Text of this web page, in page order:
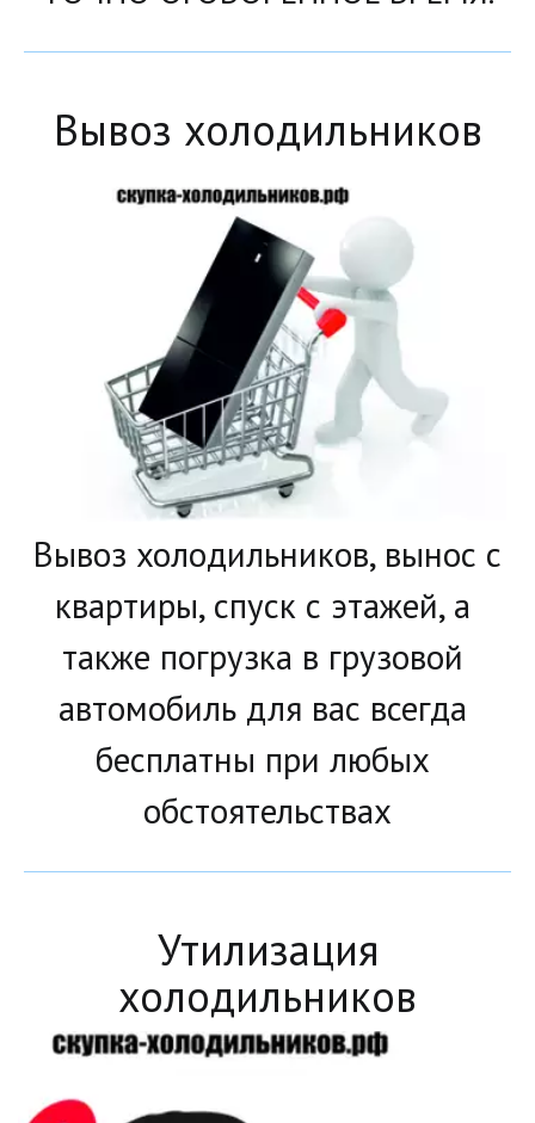
Вывоз холодильников
Вывоз холодильников, вынос с
квартиры, спуск с этажей, а
также погрузка в грузовой
автомобиль для вас всегда
бесплатны при любых
обстоятельствах
Утилизация
холодильников